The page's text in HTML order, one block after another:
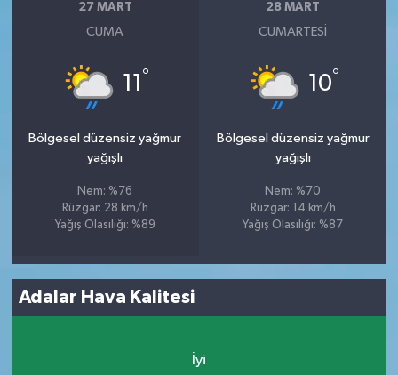
27 MART
CUMA
11 °
Bölgesel düzensiz yağmur
yağışlı
Nem: %76
Rüzgar: 28 km/h
Yağış Olasılığı: %89
28 MART
CUMARTESI
10°
Bölgesel düzensiz yağmur
yağışlı
Nem: %70
Rüzgar: 14 km/h
Yağış Olasılığı: %87
Adalar Hava Kalitesi
İyi